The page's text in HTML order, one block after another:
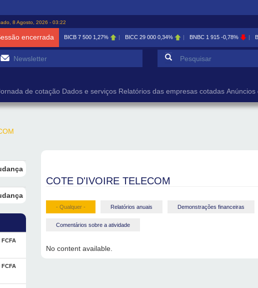
8 Agosto, 2026 - 03:22
encerrada BICB 7 500 1,27% BICC 29 000 0,34% BNBC 1 915 -0,78%
Formulário de
de cotação Dados e serviços Relatórios das empresas cotadas Anúncios
FCFA
FCFA
COTE D'IVOIRE TELECOM
- Qualquer - Relatórios anuais Demonstrações financeiras
Comentários sobre a atividade
No content available.